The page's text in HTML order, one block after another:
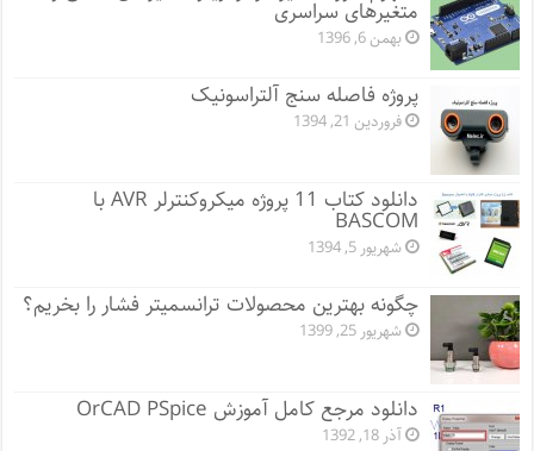
متغیرهای سراسری
بهمن 6, 1396
پروژه فاصله سنج آلتراسونیک
فروردین 21, 1394
دانلود کتاب 11 پروژه میکروکنترلر AVR با
BASCOM
شهریور 5, 1394
چگونه بهترین محصولات ترانسمیتر فشار را بخریم؟
شهریور 25, 1399
دانلود مرجع کامل آموزش OrCAD PSpice
آذر 18, 1392